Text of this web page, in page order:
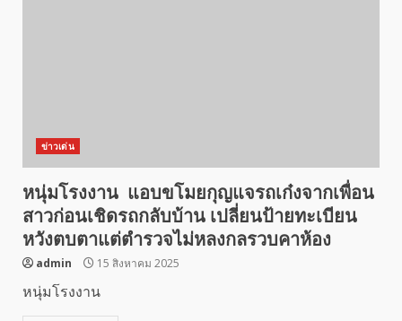
ข่าวเด่น
หนุ่มโรงงาน แอบขโมยกุญแจรถเก๋งจากเพื่อน
สาวก่อนเชิดรถกลับบ้าน เปลี่ยนป้ายทะเบียน
หวังตบตาแต่ตำรวจไม่หลงกลรวบคาห้อง
admin 15 สิงหาคม 2025
หนุ่มโรงงาน